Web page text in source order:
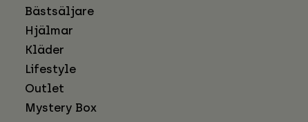
Bästsäljare
Hjälmar
Kläder
Lifestyle
Outlet
Mystery Box